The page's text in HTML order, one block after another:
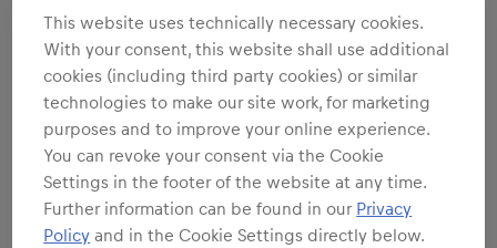
This website uses technically necessary cookies.
With your consent, this website shall use additional
cookies (including third party cookies) or similar
technologies to make our site work, for marketing
purposes and to improve your online experience.
You can revoke your consent via the Cookie
Settings in the footer of the website at any time.
Further information can be found in our Privacy
Policy and in the Cookie Settings directly below.